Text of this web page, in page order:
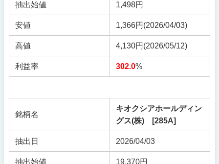
抽出始値 1,498円
安値 1,366円(2026/04/03)
高値 4,130円(2026/05/12)
利益率 302.0%
銘柄名
キオクシアホールディン
グス(株) [285A]
抽出日 2026/04/03
抽出始値 19,370円